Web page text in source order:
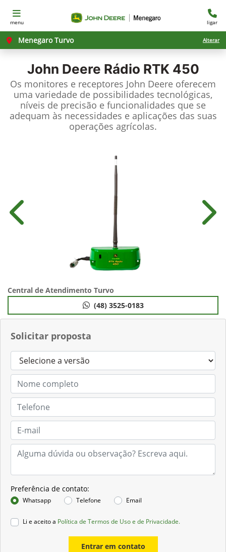
menu ligar
Menegaro Turvo Alterar
John Deere Rádio RTK 450
Os monitores e receptores John Deere oferecem
uma variedade de possibilidades tecnológicas,
níveis de precisão e funcionalidades que se
adequam às necessidades e aplicações das suas
operações agrícolas.
Solicitar proposta
Preferência de contato:
Whatsapp Telefone Email
Li e aceito a Política de Termos de Uso e de Privacidade.
Entrar em contato
Anterior
Central de Atendimento Turvo
(48) 3525-0183